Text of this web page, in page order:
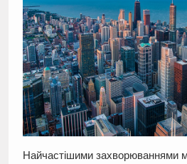
Найчастішими захворюваннями